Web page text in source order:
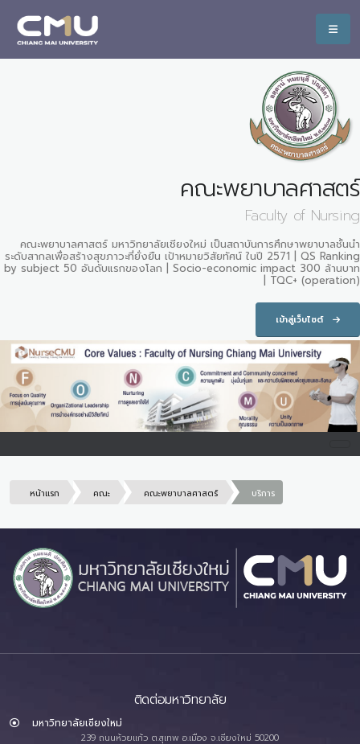
คณะพยาบาลศาสตร์
Faculty of Nursing
คณะพยาบาลศาสตร์ มหาวิทยาลัยเชียงใหม่ เป็นสถาบันการศึกษาพยาบาลชั้นนำ
ระดับสากลเพื่อสร้างสุขภาวะที่ยั่งยืน เป้าหมายวิสัยทัศน์ ในปี 2571 | QS Ranking
by subject 50 อันดับแรกของโลก | Socio-economic impact 300 ล้านบาท
| TQC+ (operation)
เข้าสู่เว็บไซต์
หน้าแรก คณะ คณะพยาบาลศาสตร์ บริการ
ติดต่อมหาวิทยาลัย
มหาวิทยาลัยเชียงใหม่
239 ถนนห้วยแก้ว ต.สุเทพ อ.เมือง จ.เชียงใหม่ 50200